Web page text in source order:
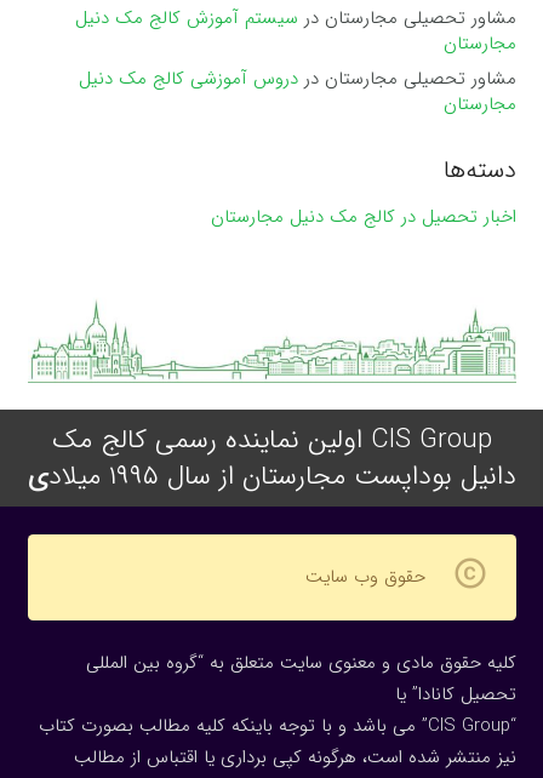
مشاور تحصیلی مجارستان در سیستم آموزش کالج مک دنیل
مجارستان
مشاور تحصیلی مجارستان دردروس آموزشی کالج مک دنیل
مجارستان
دسته‌ها
اخبار تحصیل در کالج مک دنیل مجارستان
CIS Group اولین نماینده رسمی کالج مک
دانیل بوداپست مجارستان از سال ۱۹۹۵ میلاد
ی
copyright حقوق وب سایت
کلیه حقوق مادی و معنوی سایت متعلق به “گروه بین المللی
تحصیل کانادا” یا
“CIS Group” می باشد و با توجه باینکه کلیه مطالب بصورت کتاب
نیز منتشر شده است، هرگونه كپی برداری یا اقتباس از مطالب